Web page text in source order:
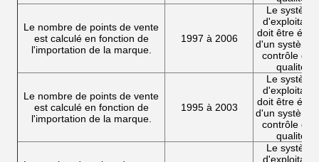
Le nombre de points de vente
est calculé en fonction de
l'importation de la marque.
1997 à 2006
Le système
doit être
d'un système
contrôle de
qualité.
Le nombre de points de vente
est calculé en fonction de
l'importation de la marque.
1995 à 2003
Le système
doit être
d'un système
contrôle de
qualité.
Le système